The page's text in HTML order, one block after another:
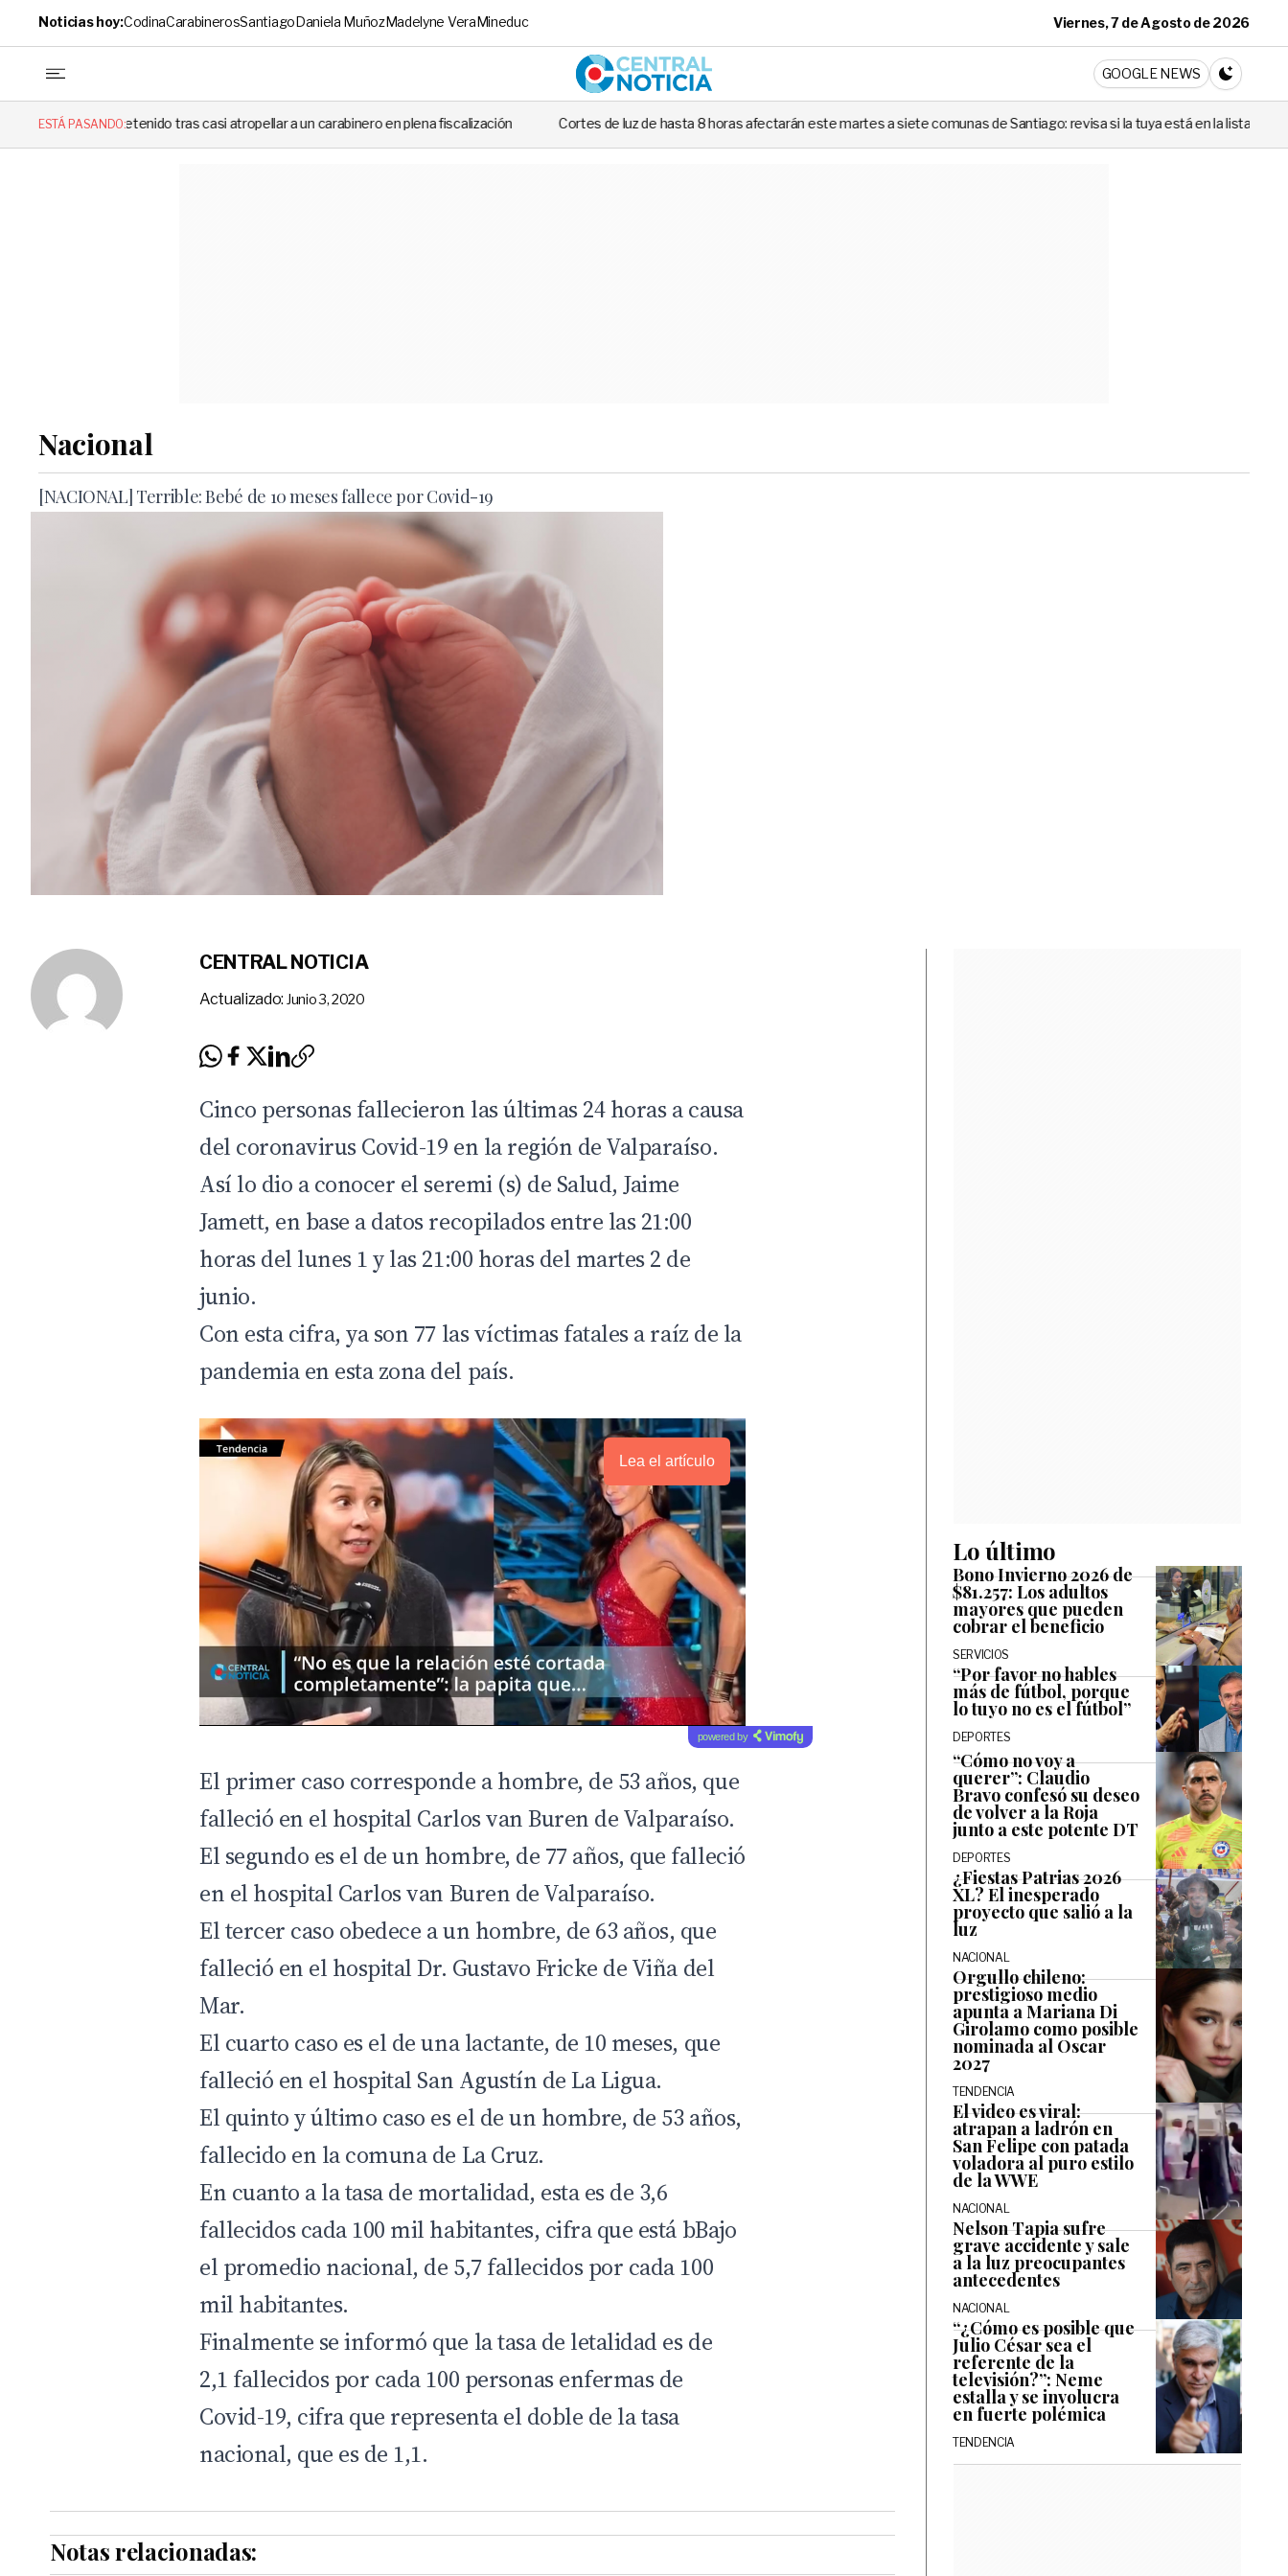
Noticias hoy:CodinaCarabinerosSantiagoDaniela MuñozMadelyne VeraMineduc Viernes, 7 de Agosto de 2026
Central Noticia
GOOGLE NEWS
CAMBIA A
ESTÁ PASANDO:
tras casi atropellar a un carabinero en plena fiscalización Cortes de luz de hasta 8 horas afectarán este martes a siete comunas de Santiago: revisa si la tuya está en la lista Codina no lo negó:
Nacional
[NACIONAL] Terrible: Bebé de 10 meses fallece por Covid-19
CENTRAL NOTICIA
Actualizado: Junio 3, 2020
Cinco personas fallecieron las últimas 24 horas a causa
del coronavirus Covid-19 en la región de Valparaíso.
Así lo dio a conocer el seremi (s) de Salud, Jaime
Jamett, en base a datos recopilados entre las 21:00
horas del lunes 1 y las 21:00 horas del martes 2 de
junio.
Con esta cifra, ya son 77 las víctimas fatales a raíz de la
pandemia en esta zona del país.
Lea el artículo
powered by
El primer caso corresponde a hombre, de 53 años, que
falleció en el hospital Carlos van Buren de Valparaíso.
El segundo es el de un hombre, de 77 años, que falleció
en el hospital Carlos van Buren de Valparaíso.
El tercer caso obedece a un hombre, de 63 años, que
falleció en el hospital Dr. Gustavo Fricke de Viña del
Mar.
El cuarto caso es el de una lactante, de 10 meses, que
falleció en el hospital San Agustín de La Ligua.
El quinto y último caso es el de un hombre, de 53 años,
fallecido en la comuna de La Cruz.
En cuanto a la tasa de mortalidad, esta es de 3,6
fallecidos cada 100 mil habitantes, cifra que está bBajo
el promedio nacional, de 5,7 fallecidos por cada 100
mil habitantes.
Finalmente se informó que la tasa de letalidad es de
2,1 fallecidos por cada 100 personas enfermas de
Covid-19, cifra que representa el doble de la tasa
nacional, que es de 1,1.
Notas relacionadas:
Lo último
Bono Invierno 2026 de
$81.257: Los adultos
mayores que pueden
cobrar el beneficio
SERVICIOS
“Por favor no hables
más de fútbol, porque
lo tuyo no es el fútbol”
DEPORTES
“Cómo no voy a
querer”: Claudio
Bravo confesó su deseo
de volver a la Roja
junto a este potente DT
DEPORTES
¿Fiestas Patrias 2026
XL? El inesperado
proyecto que salió a la
luz
NACIONAL
Orgullo chileno:
prestigioso medio
apunta a Mariana Di
Girolamo como posible
nominada al Oscar
2027
TENDENCIA
El video es viral:
atrapan a ladrón en
San Felipe con patada
voladora al puro estilo
de la WWE
NACIONAL
Nelson Tapia sufre
grave accidente y sale
a la luz preocupantes
antecedentes
NACIONAL
“¿Cómo es posible que
Julio César sea el
referente de la
televisión?”: Neme
estalla y se involucra
en fuerte polémica
TENDENCIA